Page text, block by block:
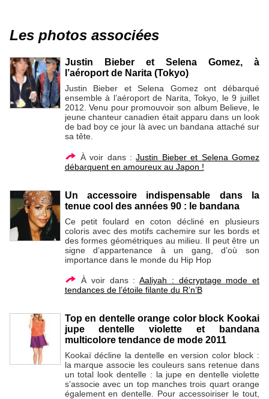
Les photos associées
Justin Bieber et Selena Gomez, à
l’aéroport de Narita (Tokyo)
Justin Bieber et Selena Gomez ont débarqué
ensemble à l’aéroport de Narita, Tokyo, le 9 juillet
2012. Venu pour promouvoir son album Believe, le
jeune chanteur canadien était apparu dans un look
de bad boy ce jour là avec un bandana attaché sur
sa tête.
À voir dans :Justin Bieber et Selena Gomez
débarquent en amoureux au Japon !
Un accessoire indispensable dans la
tenue cool des années 90 : le bandana
Ce petit foulard en coton décliné en plusieurs
coloris avec des motifs cachemire sur les bords et
des formes géométriques au milieu. Il peut être un
signe d’appartenance à un gang, d’où son
importance dans le monde du Hip Hop
À voir dans :Aaliyah : décryptage mode et
tendances de l’étoile filante du R’n’B
Top en dentelle orange color block Kookai
jupe dentelle violette et bandana
multicolore tendance de mode 2011
Kookaï décline la dentelle en version color block :
la marque associe les couleurs sans retenue dans
un total look dentelle : la jupe en dentelle violette
s’associe avec un top manches trois quart orange
également en dentelle. Pour accessoiriser le tout,